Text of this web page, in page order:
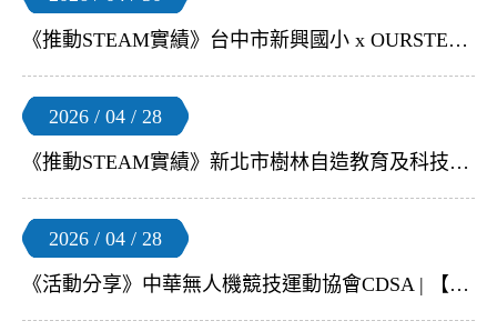
《推動STEAM實績》台中市新興國小 x OURSTEAM | 【無人機足球2小時研習】
2026 / 04 / 28
《推動STEAM實績》新北市樹林自造教育及科技中心 x OURSTEAM | 【Chat Everywhere 線上教師研習】
2026 / 04 / 28
《活動分享》中華無人機競技運動協會CDSA | 【2026年 FIDA 無人機足球競賽代表隊選拔賽】